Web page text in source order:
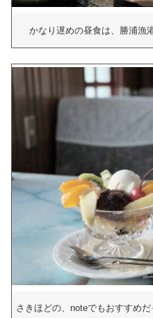
かなり遅めの昼食は、勝浦漁
さきほどの、noteでもおすすめ